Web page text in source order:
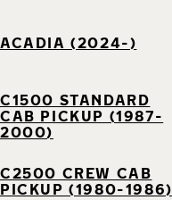
ACADIA (2024-)
C1500 STANDARD
CAB PICKUP (1987-
2000)
C2500 CREW CAB
PICKUP (1980-1986)